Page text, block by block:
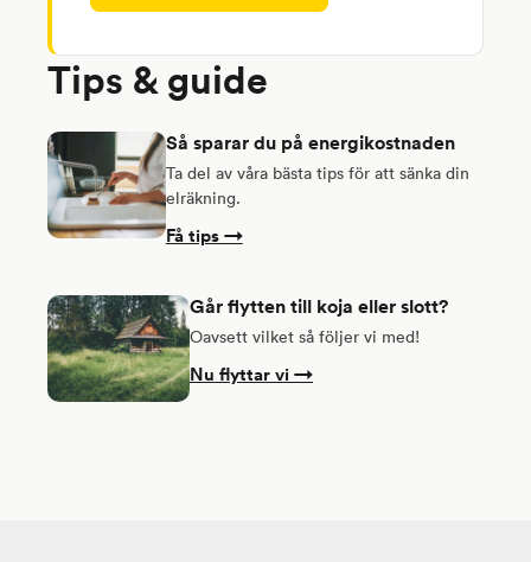
Tips & guide
Så sparar du på energikostnaden
Ta del av våra bästa tips för att sänka din
elräkning.
Få tips →
Går flytten till koja eller slott?
Oavsett vilket så följer vi med!
Nu flyttar vi →